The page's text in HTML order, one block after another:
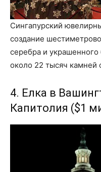
Сингапурский
создание
серебра и
около 22 тысяч камней
4. Елка в
Капитолия ($1